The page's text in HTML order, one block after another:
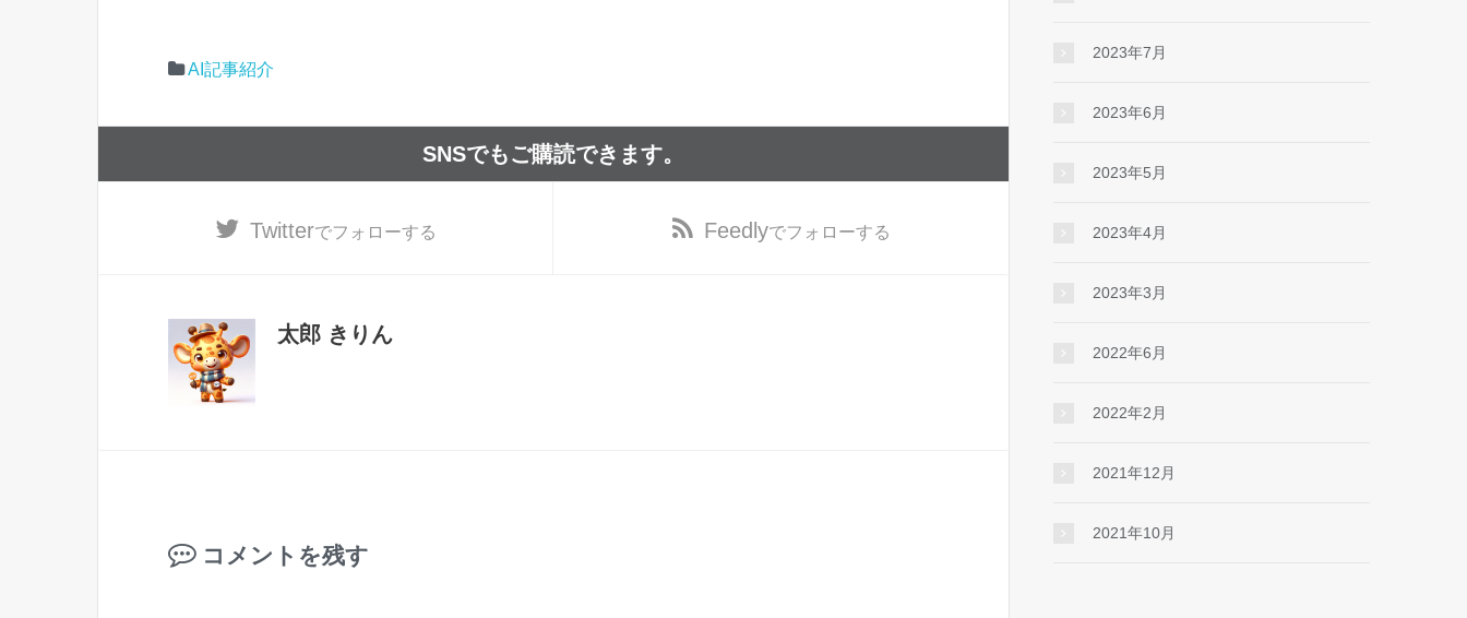
AI記事紹介
SNSでもご購読できます。
Twitterでフォローする Feedlyでフォローする
太郎 きりん
コメントを残す
2023年7月
2023年6月
2023年5月
2023年4月
2023年3月
2022年6月
2022年2月
2021年12月
2021年10月